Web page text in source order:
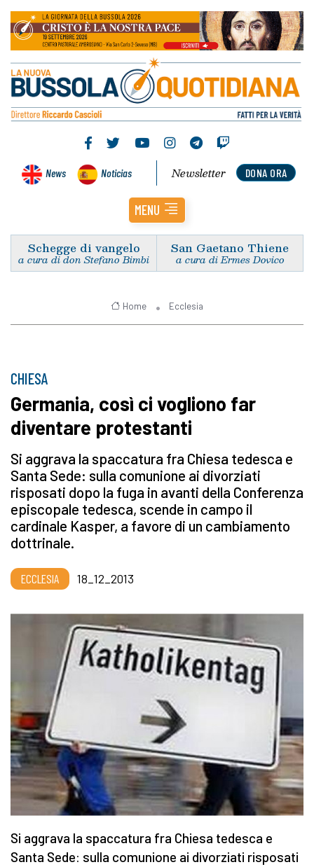
News Noticias DONA ORA
Newsletter
MENU
Schegge di vangelo
a cura di don Stefano Bimbi
San Gaetano Thiene
a cura di Ermes Dovico
Home Ecclesia
CHIESA
Germania, così ci vogliono far
diventare protestanti
Si aggrava la spaccatura fra Chiesa tedesca e
Santa Sede: sulla comunione ai divorziati
risposati dopo la fuga in avanti della Conferenza
episcopale tedesca, scende in campo il
cardinale Kasper, a favore di un cambiamento
dottrinale.
ECCLESIA 18_12_2013
Si aggrava la spaccatura fra Chiesa tedesca e
Santa Sede: sulla comunione ai divorziati risposati